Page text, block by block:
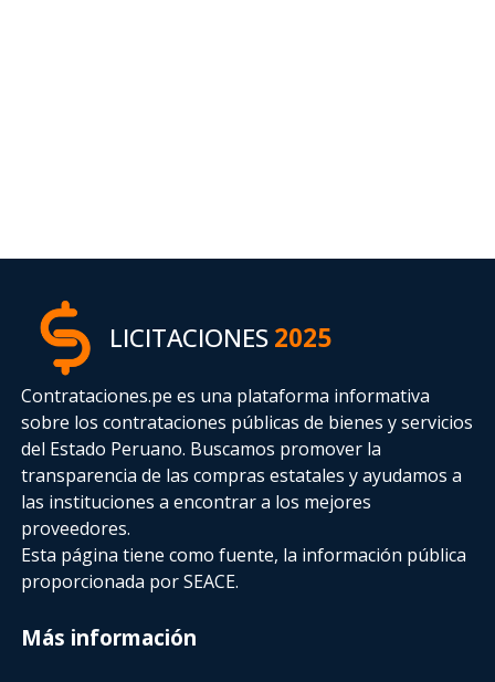
LICITACIONES2025
Contrataciones.pe es una plataforma informativa
sobre los contrataciones públicas de bienes y servicios
del Estado Peruano. Buscamos promover la
transparencia de las compras estatalesy ayudamos a
las instituciones a encontrar a los mejores
proveedores.
Esta página tiene como fuente, la información pública
proporcionada por SEACE.
Más información